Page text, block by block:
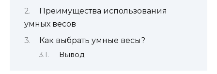
Преимущества использования
умных весов
Как выбрать умные весы?
Вывод